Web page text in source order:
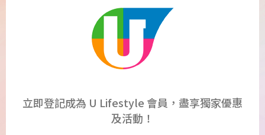
立即登記成為 U Lifestyle 會員，盡享獨家優惠
及活動！